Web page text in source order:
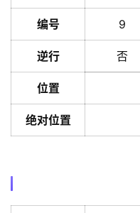
编号 9
逆行 否
位置
绝对位置